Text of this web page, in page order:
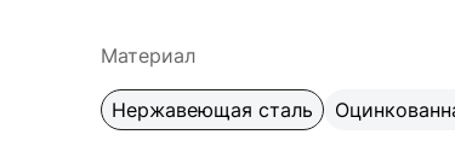
Материал
Нержавеющая сталь